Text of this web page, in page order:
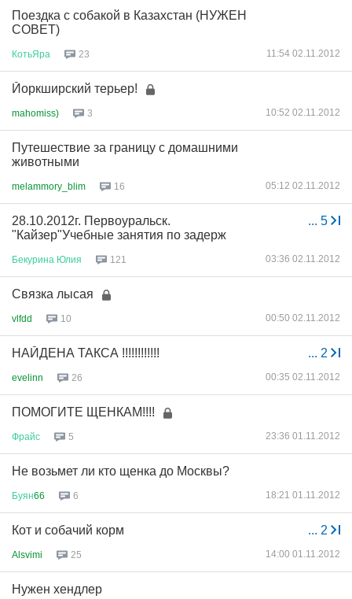
Поездка с собакой в Казахстан (НУЖЕН
СОВЕТ)
КотьЯра 23 11:54 02.11.2012
Йоркширский терьер!
mahomiss) 3 10:52 02.11.2012
Путешествие за границу с домашними
животными
melammory_blim 16 05:12 02.11.2012
... 5
28.10.2012г. Первоуральск.
"Кайзер"Учебные занятия по задерж
Бекурина Юлия 121 03:36 02.11.2012
Связка лысая
vlfdd 10 00:50 02.11.2012
... 2
НАЙДЕНА ТАКСА !!!!!!!!!!!!
evelinn 26 00:35 02.11.2012
ПОМОГИТЕ ЩЕНКАМ!!!!
Фрайс 5 23:36 01.11.2012
Не возьмет ли кто щенка до Москвы?
Буян66 6 18:21 01.11.2012
... 2
Кот и собачий корм
Alsvimi 25 14:00 01.11.2012
Нужен хендлер